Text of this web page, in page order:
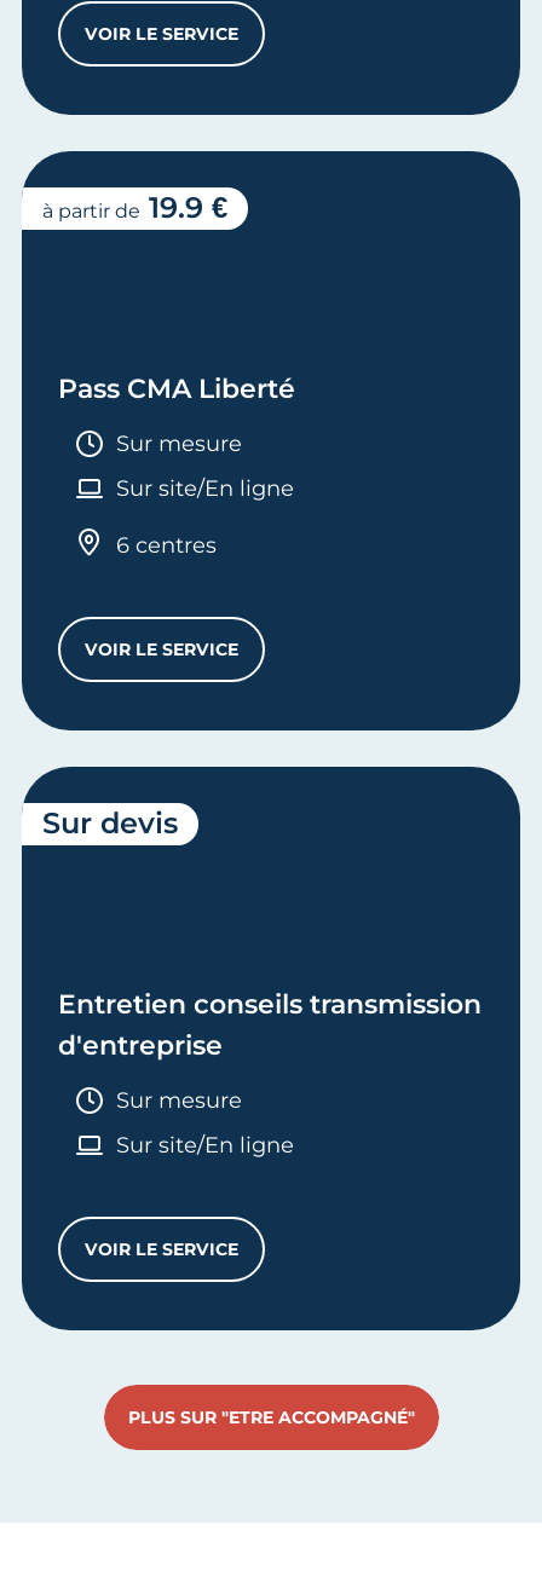
VOIR LE SERVICEENTRETIEN CONSEILS SUR MESURE
Pass CMA Liberté
Durée :
Sur mesure
Sur site/En ligne
6 centres
VOIR LE SERVICEPASS CMA LIBERTÉ
à partir de 19.9 €
Entretien conseils transmission
d'entreprise
Durée :
Sur mesure
Sur site/En ligne
VOIR LE SERVICEENTRETIEN CONSEILS TRANSMISSION
Sur devis
PLUS SUR "ETRE ACCOMPAGNÉ"